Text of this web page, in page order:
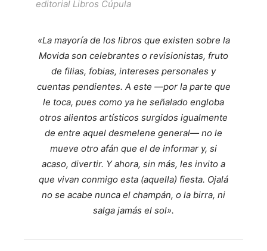
editorial Libros Cúpula
«La mayoría de los libros que existen sobre la
Movida son celebrantes o revisionistas, fruto
de filias, fobias, intereses personales y
cuentas pendientes. A este —por la parte que
le toca, pues como ya he señalado engloba
otros alientos artísticos surgidos igualmente
de entre aquel desmelene general— no le
mueve otro afán que el de informar y, si
acaso, divertir. Y ahora, sin más, les invito a
que vivan conmigo esta (aquella) fiesta. Ojalá
no se acabe nunca el champán, o la birra, ni
salga jamás el sol».